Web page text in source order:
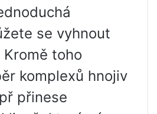
se vyhnout
toho
komplexů hnojiv
přinese